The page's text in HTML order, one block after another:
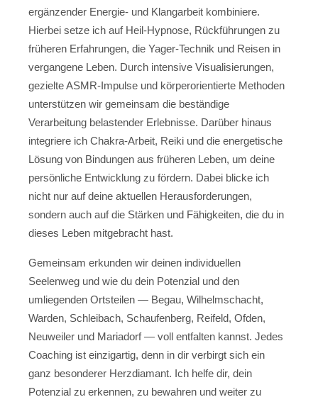
ergänzender Energie- und Klangarbeit kombiniere.
Hierbei setze ich auf Heil-Hypnose, Rückführungen zu
früheren Erfahrungen, die Yager-Technik und Reisen in
vergangene Leben. Durch intensive Visualisierungen,
gezielte ASMR-Impulse und körperorientierte Methoden
unterstützen wir gemeinsam die beständige
Verarbeitung belastender Erlebnisse. Darüber hinaus
integriere ich Chakra-Arbeit, Reiki und die energetische
Lösung von Bindungen aus früheren Leben, um deine
persönliche Entwicklung zu fördern. Dabei blicke ich
nicht nur auf deine aktuellen Herausforderungen,
sondern auch auf die Stärken und Fähigkeiten, die du in
dieses Leben mitgebracht hast.
Gemeinsam erkunden wir deinen individuellen
Seelenweg und wie du dein Potenzial und den
umliegenden Ortsteilen — Begau, Wilhelmschacht,
Warden, Schleibach, Schaufenberg, Reifeld, Ofden,
Neuweiler und Mariadorf — voll entfalten kannst. Jedes
Coaching ist einzigartig, denn in dir verbirgt sich ein
ganz besonderer Herzdiamant. Ich helfe dir, dein
Potenzial zu erkennen, zu bewahren und weiter zu